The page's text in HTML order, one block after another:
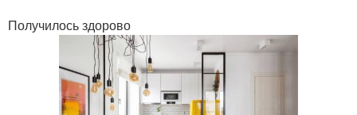
Получилось здорово